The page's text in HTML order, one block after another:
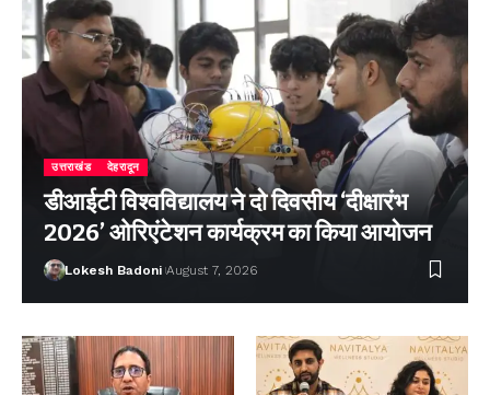
उत्तराखंड देहरादून
डीआईटी विश्वविद्यालय ने दो दिवसीय ‘दीक्षारंभ
2026’ ओरिएंटेशन कार्यक्रम का किया आयोजन
Lokesh Badoni August 7, 2026